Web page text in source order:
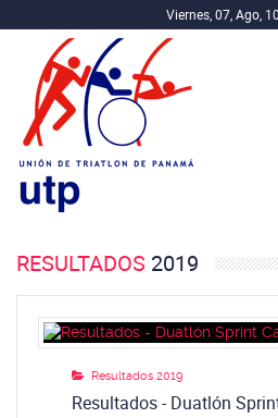
Viernes, 07, Ago,
RESULTADOS 2019
Resultados 2019
Resultados - Duatlón